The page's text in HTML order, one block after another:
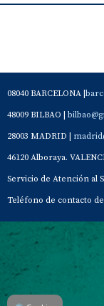
08040 BARCELONA |
48009 BILBAO |
28003 MADRID |
46120 Alboraya.
Servicio de Atención al
Teléfono de contacto
Contacto Aviso Legal